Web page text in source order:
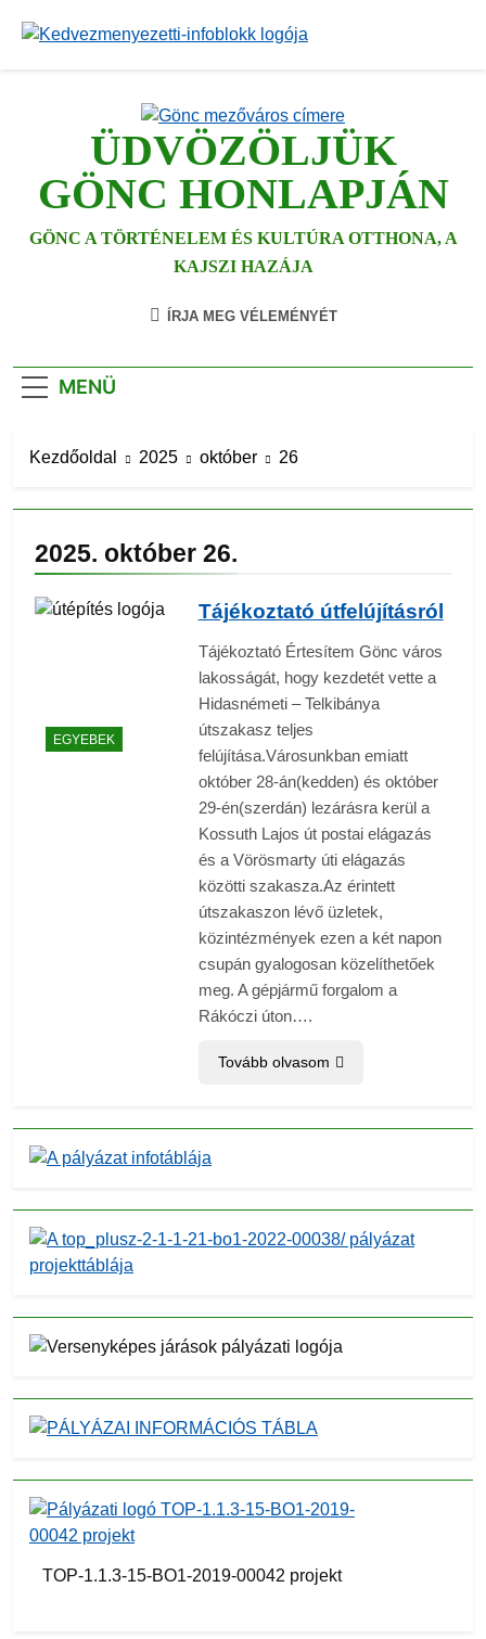
ÜDVÖZÖLJÜK
GÖNC HONLAPJÁN
GÖNC A TÖRTÉNELEM ÉS KULTÚRA OTTHONA, A
KAJSZI HAZÁJA
ÍRJA MEG VÉLEMÉNYÉT
MENÜ
Kezdőoldal 2025 október 26
2025. október 26.
EGYEBEK
Tájékoztató útfelújításról
Tájékoztató Értesítem Gönc város
lakosságát, hogy kezdetét vette a
Hidasnémeti – Telkibánya
útszakasz teljes
felújítása.Városunkban emiatt
október 28-án(kedden) és október
29-én(szerdán) lezárásra kerül a
Kossuth Lajos út postai elágazás
és a Vörösmarty úti elágazás
közötti szakasza.Az érintett
útszakaszon lévő üzletek,
közintézmények ezen a két napon
csupán gyalogosan közelíthetőek
meg. A gépjármű forgalom a
Rákóczi úton….
Tovább olvasom
TOP-1.1.3-15-BO1-2019-00042 projekt